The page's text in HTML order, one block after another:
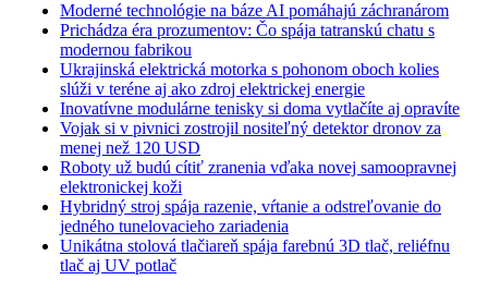
Moderné technológie na báze AI pomáhajú záchranárom
Prichádza éra prozumentov: Čo spája tatranskú chatu s
modernou fabrikou
Ukrajinská elektrická motorka s pohonom oboch kolies
slúži v teréne aj ako zdroj elektrickej energie
Inovatívne modulárne tenisky si doma vytlačíte aj opravíte
Vojak si v pivnici zostrojil nositeľný detektor dronov za
menej než 120 USD
Roboty už budú cítiť zranenia vďaka novej samoopravnej
elektronickej koži
Hybridný stroj spája razenie, vŕtanie a odstreľovanie do
jedného tunelovacieho zariadenia
Unikátna stolová tlačiareň spája farebnú 3D tlač, reliéfnu
tlač aj UV potlač